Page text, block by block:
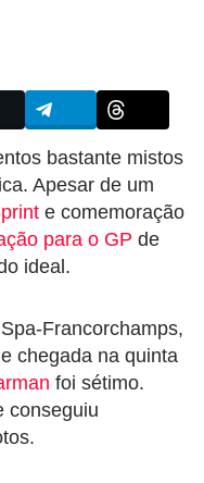
bastante mistos
Apesar de um
e comemoração
para o GP de
ideal.
Francorchamps,
chegada na quinta
foi sétimo.
conseguiu